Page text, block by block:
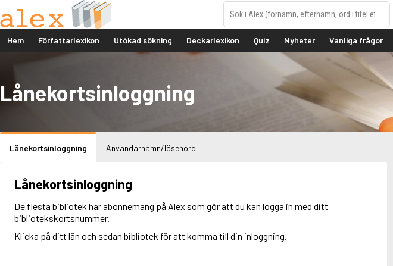
Hem Författarlexikon Utökad sökning Deckarlexikon Quiz Nyheter Vanliga frågor
Lånekortsinloggning
Lånekortsinloggning Användarnamn/lösenord
Lånekortsinloggning
De flesta bibliotek har abonnemang på Alex som gör att du kan logga in med ditt
bibliotekskortsnummer.
Klicka på ditt län och sedan bibliotek för att komma till din inloggning.